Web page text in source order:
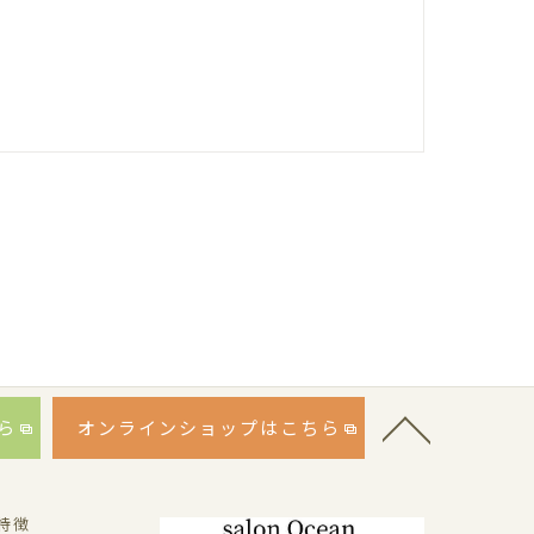
オンラインショップはこちら
徴